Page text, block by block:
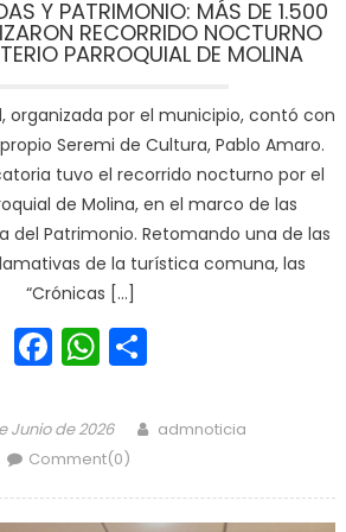
Y PATRIMONIO: MÁS DE 1.500
RECORRIDO NOCTURNO
PARROQUIAL DE MOLINA
organizada por el municipio, contó con
Seremi de Cultura, Pablo Amaro.
tuvo el recorrido nocturno por el
de Molina, en el marco de las
del Patrimonio. Retomando una de las
de la turística comuna, las
“Crónicas […]
Facebook
WhatsApp
Junio de 2026 Author
admnoticia
Comment(0)